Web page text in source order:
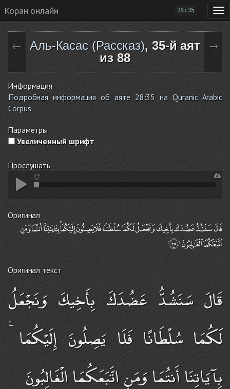
Коран онлайн 28:35
← Аль-Касас (Рассказ), 35-й аят
из 88
→
Информация
Подробная информация об аяте 28:35 на Quranic Arabic
Corpus
Параметры
Увеличенный шрифт
Прослушать
Оригинал
Оригинал текст
قَالَ سَنَشُدُّ عَضُدَكَ بِأَخِيكَ وَنَجْعَلُ
لَكُمَا سُلْطَانًا فَلَا يَصِلُونَ إِلَيْكُمَا ۚ
بِآيَاتِنَا أَنتُمَا وَمَنِ اتَّبَعَكُمَا الْغَالِبُونَ